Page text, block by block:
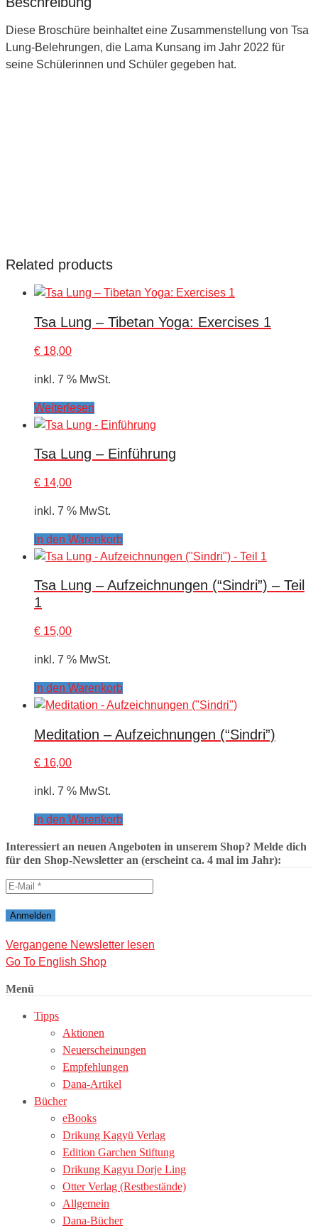
Diese Broschüre beinhaltet eine Zusammenstellung von Tsa
Lung-Belehrungen, die Lama Kunsang im Jahr 2022 für
seine Schülerinnen und Schüler gegeben hat.
Related products
Tsa Lung – Tibetan Yoga: Exercises 1
€ 18,00
inkl. 7 % MwSt.
Weiterlesen
Tsa Lung – Einführung
€ 14,00
inkl. 7 % MwSt.
In den Warenkorb
Tsa Lung – Aufzeichnungen (“Sindri”) – Teil
1
€ 15,00
inkl. 7 % MwSt.
In den Warenkorb
Meditation – Aufzeichnungen (“Sindri”)
€ 16,00
inkl. 7 % MwSt.
In den Warenkorb
Interessiert an neuen Angeboten in unserem Shop? Melde dich
für den Shop-Newsletter an (erscheint ca. 4 mal im Jahr):
Vergangene Newsletter lesen
Go To English Shop
Menü
Tipps
Aktionen
Neuerscheinungen
Empfehlungen
Dana-Artikel
Bücher
eBooks
Drikung Kagyü Verlag
Edition Garchen Stiftung
Drikung Kagyu Dorje Ling
Otter Verlag (Restbestände)
Allgemein
Dana-Bücher